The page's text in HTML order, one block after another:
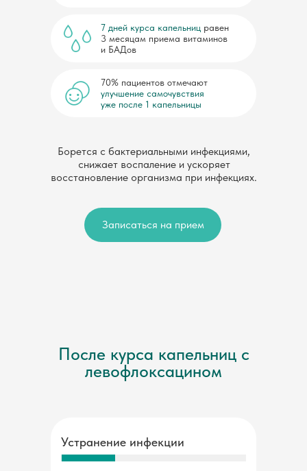
Борется с бактериальными инфекциями,
снижает воспаление и ускоряет
восстановление организма при инфекциях.
Записаться на прием
7 дней курса капельниц равен
3 месяцам приема витаминов
и БАДов
70% пациентов отмечают
улучшение самочувствия
уже после 1 капельницы
После курса капельниц с
левофлоксацином
Устранение инфекции